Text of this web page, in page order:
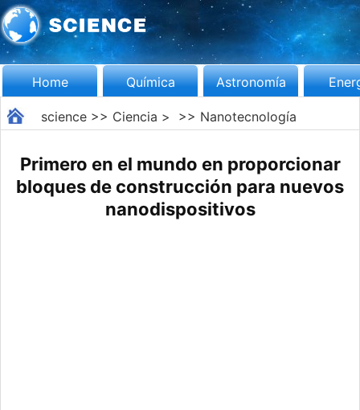
Home Química Astronomía
science>> Ciencia > >> Nanotecnología
Primero en el mundo en proporcionar
bloques de construcción para nuevos
nanodispositivos